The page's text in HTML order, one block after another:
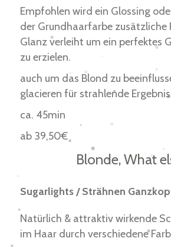
Empfohlen wird ein Glossing
der Grundhaarfarbe zusätzliche
Glanz verleiht um ein perfektes
zu erzielen.
auch um das Blond zu
glacieren für strahlende
ca. 45min
ab 39,50€
Blonde, What
Sugarlights / Strähnen
Natürlich & attraktiv wirkende
im Haar durch verschiedene